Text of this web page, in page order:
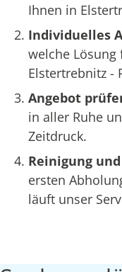
Ihnen in
Individuelles
welche
Elstertrebnitz -
Angebot
in aller Ruhe
Zeitdruck.
Reinigung
ersten
läuft unser